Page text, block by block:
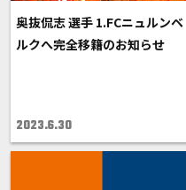
奥抜侃志 選手 1.FCニュルンベ
ルクへ完全移籍のお知らせ
2023.6.30